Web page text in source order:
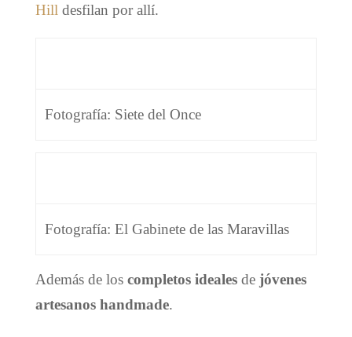
Hill desfilan por allí.
Fotografía: Siete del Once
Fotografía: El Gabinete de las Maravillas
Además de los completos idealesde jóvenes
artesanos handmade.